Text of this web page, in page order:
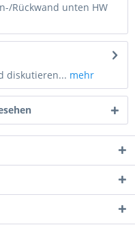
Rückwand unten HW
diskutieren... mehr